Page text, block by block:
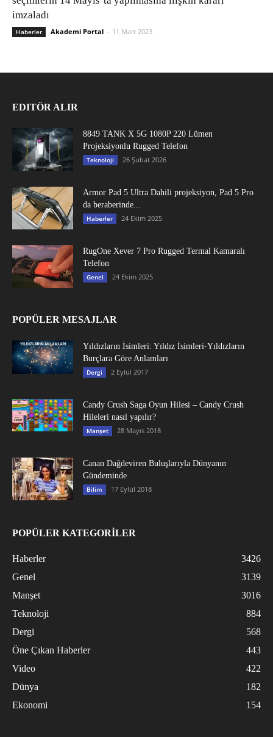
imzaladı
Haberler Akademi Portal - 11 Mart 2023
EDITÖR ALIR
8849 TANK X 5G 1080P 220 Lümen
Projeksiyonlu Rugged Telefon
Teknoloji 26 Şubat 2026
Armor Pad 5 Ultra Dahili projeksiyon, Pad 5 Pro
da beraberinde...
Haberler 24 Ekim 2025
RugOne Xever 7 Pro Rugged Termal Kamaralı
Telefon
Genel 24 Ekim 2025
POPÜLER MESAJLAR
Yıldızların İsimleri: Yıldız İsimleri-Yıldızların
Burçlara Göre Anlamları
Dergi 2 Eylül 2017
Candy Crush Saga Oyun Hilesi – Candy Crush
Hileleri nasıl yapılır?
Manşet 28 Mayıs 2018
Canan Dağdeviren Buluşlarıyla Dünyanın
Gündeminde
Bilim 17 Eylül 2018
POPÜLER KATEGORİLER
Haberler
3426
Genel
3139
Manşet
3016
Teknoloji
884
Dergi
568
Öne Çıkan Haberler
443
Video
422
Dünya
182
Ekonomi
154